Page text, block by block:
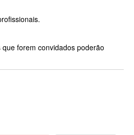
forem convidados poderão